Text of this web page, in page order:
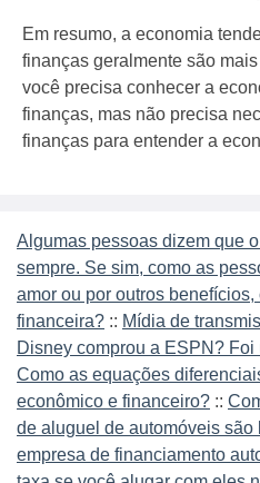
Em resumo, a economia
finanças geralmente são
você precisa conhecer a
finanças, mas não precisa
finanças para entender a
Algumas pessoas dizem que
sempre. Se sim, como as
amor ou por outros
financeira? :: Mídia de
Disney comprou a ESPN?
Como as equações
econômico e financeiro? ::
de aluguel de automóveis
empresa de financiamento